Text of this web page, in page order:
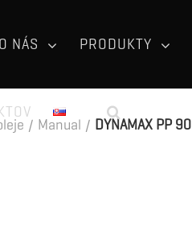
O NÁS PRODUKTY
/ Manual / DYNAMAX PP 90